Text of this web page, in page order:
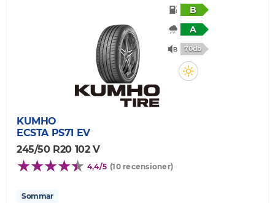
B
A
70db
KUMHO
ECSTA PS71 EV
245/50 R20 102 V
4,4/5 (10 recensioner)
Sommar